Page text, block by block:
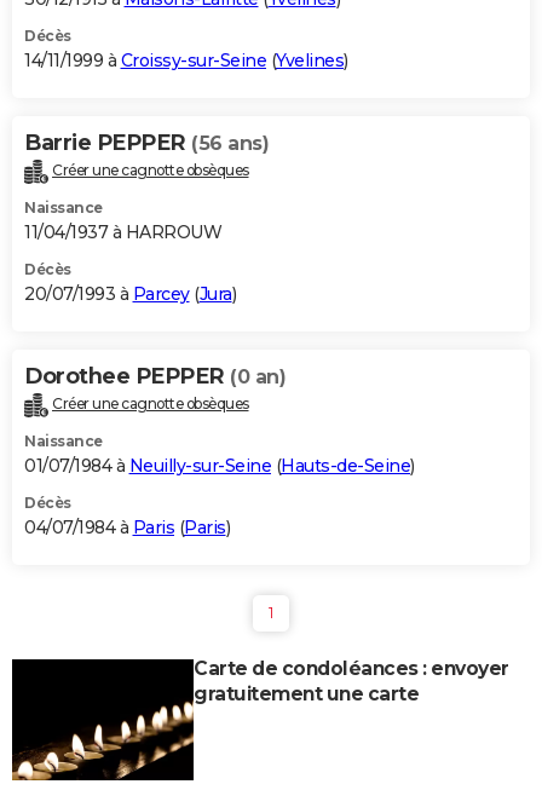
Décès
14/11/1999 à Croissy-sur-Seine (Yvelines)
Barrie PEPPER (56 ans)
Créer une cagnotte obsèques
Naissance
11/04/1937 à HARROUW
Décès
20/07/1993 à Parcey(Jura)
Dorothee PEPPER (0 an)
Créer une cagnotte obsèques
Naissance
01/07/1984 à Neuilly-sur-Seine (Hauts-de-Seine)
Décès
04/07/1984 à Paris (Paris)
1
Carte de condoléances : envoyer
gratuitement une carte